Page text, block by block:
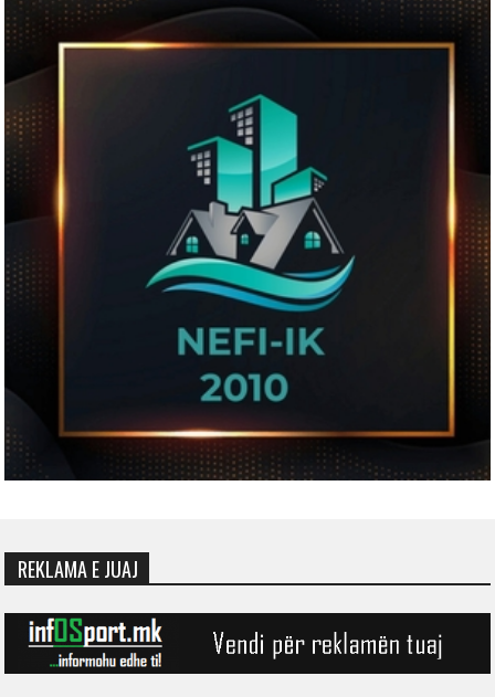
REKLAMA E JUAJ